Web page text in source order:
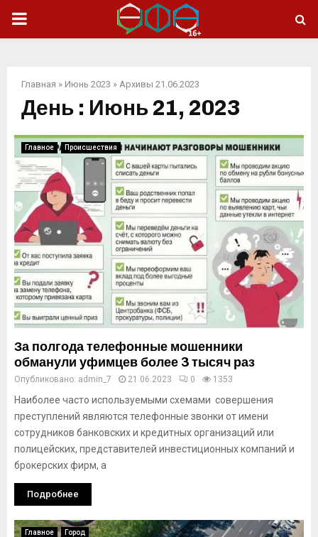
ОСНОВНОЕ
Главная » Июнь 2023 » Архивы 21.06.2023
День : Июнь 21, 2023
Главное Происшествия
За полгода телефонные мошенники
обманули уфимцев более 3 тысяч раз
Опубликовано: admin_7 21.06.2023 0 1353
Наиболее часто используемыми схемами совершения
преступлений являются телефонные звонки от имени
сотрудников банковских и кредитных организаций или
полицейских, представителей инвестиционных компаний и
брокерских фирм, а
Подробнее
Главное Город